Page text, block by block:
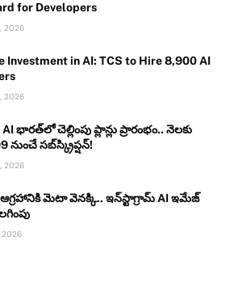
for Developers
2026
Investment in AI: TCS to Hire 8,900 AI
2026
భారత్‌లో చెల్లింపు ప్లాన్లు ప్రారంభం.. నెలకు
నుంచే సబ్‌స్క్రిప్షన్!
2026
మెటా వెనక్కి.. ఇన్‌స్టాగ్రామ్ AI ఇమేజ్
2026